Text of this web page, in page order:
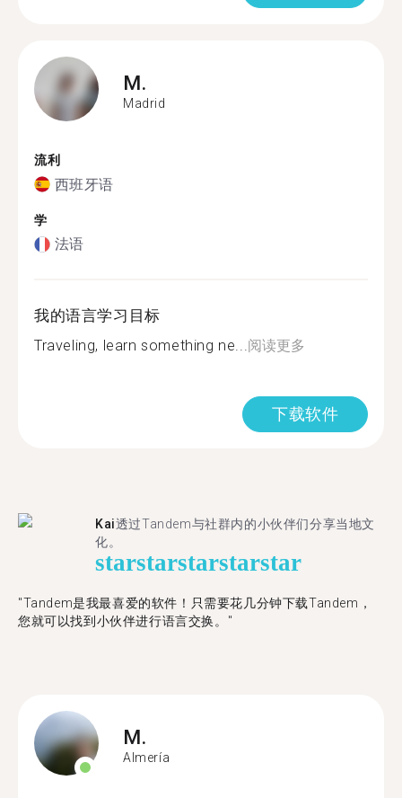
M.
Madrid
流利
西班牙语
学
法语
我的语言学习目标
Traveling, learn something ne...阅读更多
下载软件
Kai透过Tandem与社群内的小伙伴们分享当地文
化。
starstarstarstarstar
"Tandem是我最喜爱的软件！只需要花几分钟下载Tandem，
您就可以找到小伙伴进行语言交换。"
M.
Almería